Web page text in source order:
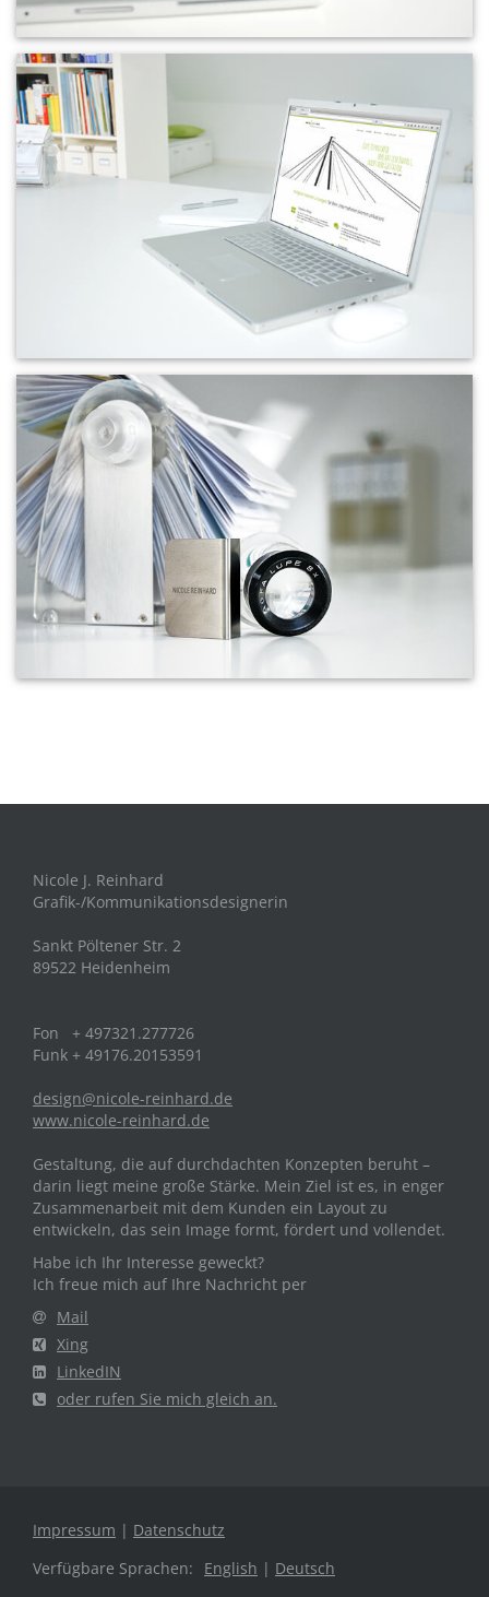
Nicole J. Reinhard
Grafik-/Kommunikationsdesignerin
Sankt Pöltener Str. 2
89522 Heidenheim
Fon + 497321.277726
Funk + 49176.20153591
design@nicole-reinhard.de
www.nicole-reinhard.de
Gestaltung, die auf durchdachten Konzepten beruht –
darin liegt meine große Stärke. Mein Ziel ist es, in enger
Zusammenarbeit mit dem Kunden ein Layout zu
entwickeln, das sein Image formt, fördert und vollendet.
Habe ich Ihr Interesse geweckt?
Ich freue mich auf Ihre Nachricht per
Mail
Xing
LinkedIN
oder rufen Sie mich gleich an.
Impressum | Datenschutz
Verfügbare Sprachen:
English | Deutsch